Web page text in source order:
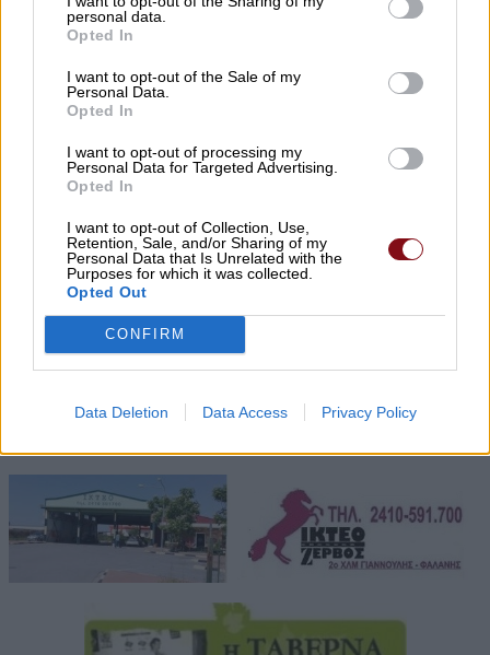
personal data.
Opted In
I want to opt-out of the Sale of my
Personal Data.
Opted In
I want to opt-out of processing my
Personal Data for Targeted Advertising.
Opted In
I want to opt-out of Collection, Use,
Retention, Sale, and/or Sharing of my
Personal Data that Is Unrelated with the
Purposes for which it was collected.
Opted Out
CONFIRM
Data Deletion Data Access Privacy Policy
εργαζόμενη
Ταβέρνα του Στέλιου: Μεσημέρι Πέμπτης 6/8
για μπακαλιάρο σκορδαλιά μόνο delivery &
take away